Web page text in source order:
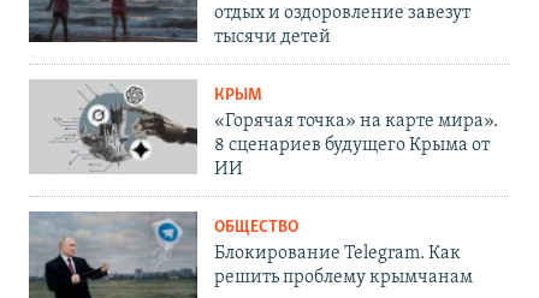
отдых и оздоровление завезут
тысячи детей
КРЫМ
«Горячая точка» на карте мира».
8 сценариев будущего Крыма от
ИИ
ОБЩЕСТВО
Блокирование Telegram. Как
решить проблему крымчанам